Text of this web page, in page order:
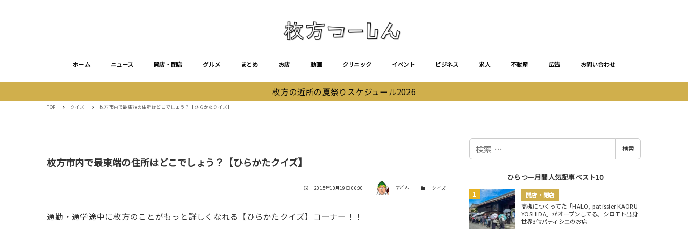
ホーム ニュース 開店・閉店 グルメ まとめ お店 動画 クリニック イベント ビジネス 求人 不動産 広告 お問い合わせ
枚方の近所の夏祭りスケジュール2026
TOP クイズ 枚方市内で最東端の住所はどこでしょう？【ひらかたクイズ】
枚方市内で最東端の住所はどこでしょう？【ひらかたクイズ】
投稿日
2015年10月19日 06:00 著者 すどん カテゴリー
クイズ
通勤・通学途中に枚方のことがもっと詳しくなれる【ひらかたクイズ】コーナー！！
検
検索
ひらつー月間人気記事ベスト10
開店・閉店
高槻につくってた「HALO, patissier KAORU
YOSHIDA」がオープンしてる。シロモト出身
世界3位パティシエのお店